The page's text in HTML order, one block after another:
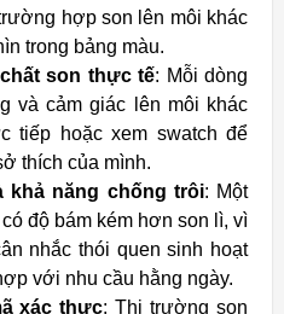
hợp son lên môi khác
trong bảng màu.
son thực tế: Mỗi dòng
và cảm giác lên môi khác
tiếp hoặc xem swatch để
thích của mình.
khả năng chống trôi: Một
độ bám kém hơn son lì, vì
nhắc thói quen sinh hoạt
với nhu cầu hằng ngày.
xác thực: Thị trường son